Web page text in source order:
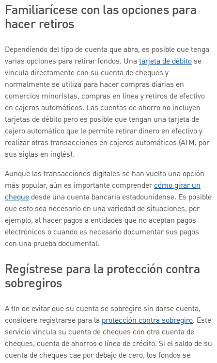
Familiarícese con las opciones para
hacer retiros
Dependiendo del tipo de cuenta que abra, es posible que tenga
varias opciones para retirar fondos. Una tarjeta de débitose
vincula directamente con su cuenta de cheques y
normalmente se utiliza para hacer compras diarias en
comercios minoristas, compras en línea y retiros de efectivo
en cajeros automáticos. Las cuentas de ahorro no incluyen
tarjetas de débito pero es posible que tengan una tarjeta de
cajero automático que le permite retirar dinero en efectivo y
realizar otras transacciones en cajeros automáticos (ATM, por
sus siglas en inglés).
Aunque las transacciones digitales se han vuelto una opción
más popular, aún es importante comprendercómo girar un
cheque desde una cuenta bancaria estadounidense. Es posible
que esto sea necesario en una variedad de situaciones, por
ejemplo, al hacer pagos a entidades que no aceptan pagos
electrónicos o cuando es necesario documentar sus pagos
con una prueba documental.
Regístrese para la protección contra
sobregiros
A fin de evitar que su cuenta se sobregire sin darse cuenta,
considere registrarse para la protección contra sobregiro. Este
servicio vincula su cuenta de cheques con otra cuenta de
cheques, cuenta de ahorros o línea de crédito. Si el saldo de su
cuenta de cheques cae por debajo de cero, los fondos se